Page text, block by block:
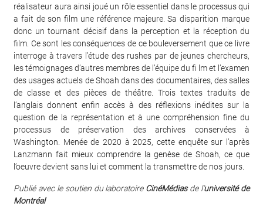
réalisateur aura ainsi joué un rôle essentiel dans le processus qui
a fait de son film une référence majeure. Sa disparition marque
donc un tournant décisif dans la perception et la réception du
film. Ce sont les conséquences de ce bouleversement que ce livre
interroge à travers l’étude des rushes par de jeunes chercheurs,
les témoignages d’autres membres de l’équipe du fi lm et l’examen
des usages actuels de Shoah dans des documentaires, des salles
de classe et des pièces de théâtre. Trois textes traduits de
l’anglais donnent enfin accès à des réflexions inédites sur la
question de la représentation et à une compréhension fine du
processus de préservation des archives conservées à
Washington. Menée de 2020 à 2025, cette enquête sur l’après
Lanzmann fait mieux comprendre la genèse de Shoah, ce que
l’oeuvre devient sans lui et comment la transmettre de nos jours.
Publié avec le soutien du laboratoire CinéMédiasde l’université de
Montréal